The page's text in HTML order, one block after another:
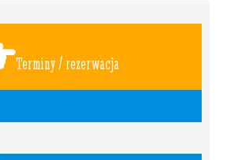
Terminy / rezerwacja